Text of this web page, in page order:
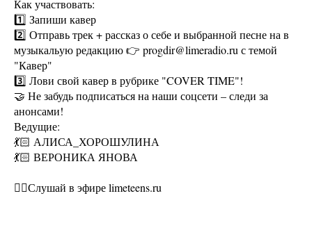
Как участвовать:
1️⃣ Запиши кавер
2️⃣ Отправь трек + рассказ о себе и выбранной песне на в
музыкальую редакцию 👉 progdir@limeradio.ru с темой
"Кавер"
3️⃣ Лови свой кавер в рубрике "COVER TIME"!
🤝 Не забудь подписаться на наши соцсети – следи за
анонсами!
Ведущие:
💃🏻 АЛИСА_ХОРОШУЛИНА
💃🏻 ВЕРОНИКА ЯНОВА
❤‍🔥Слушай в эфире limeteens.ru